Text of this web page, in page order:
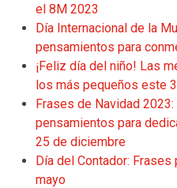
el 8M 2023
Día Internacional de la
pensamientos para
¡Feliz día del niño! Las
los más pequeños este
Frases de Navidad
pensamientos para
25 de diciembre
Día del Contador:
mayo